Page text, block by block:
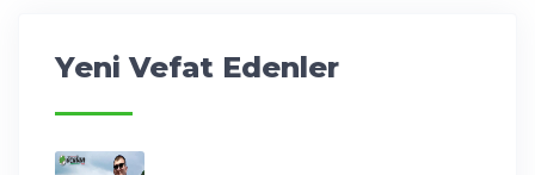
Yeni Vefat Edenler